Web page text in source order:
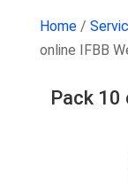
Home/
online IFBB
Pack 10